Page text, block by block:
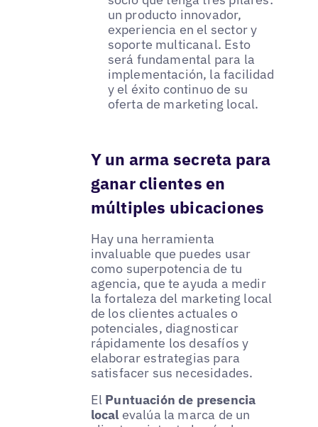
un producto innovador,
experiencia en el sector y
soporte multicanal. Esto
será fundamental para la
implementación, la facilidad
y el éxito continuo de su
oferta de marketing local.
Y un arma secreta para
ganar clientes en
múltiples ubicaciones
Hay una herramienta
invaluable que puedes usar
como superpotencia de tu
agencia, que te ayuda a medir
la fortaleza del marketing local
de los clientes actuales o
potenciales, diagnosticar
rápidamente los desafíos y
elaborar estrategias para
satisfacer sus necesidades.
El Puntuación de presencia
local evalúa la marca de un